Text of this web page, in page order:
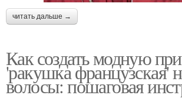
читать дальше →
Как создать модную
'ракушка французская'
волосы: пошаговая